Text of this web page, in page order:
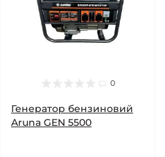
0
Генератор бензиновий
Aruna GEN 5500